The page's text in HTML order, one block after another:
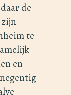
de
te
en